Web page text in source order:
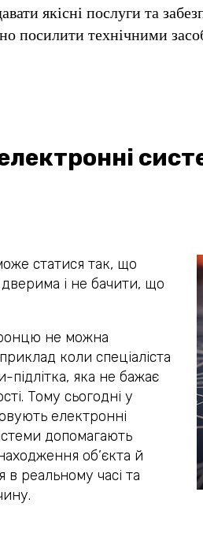
якісні послуги та
посилити технічними
статися так, що
дверима і не бачити, що
не можна
коли спеціаліста
яка не бажає
Тому сьогодні у
електронні
допомагають
об’єкта й
реальному часі та